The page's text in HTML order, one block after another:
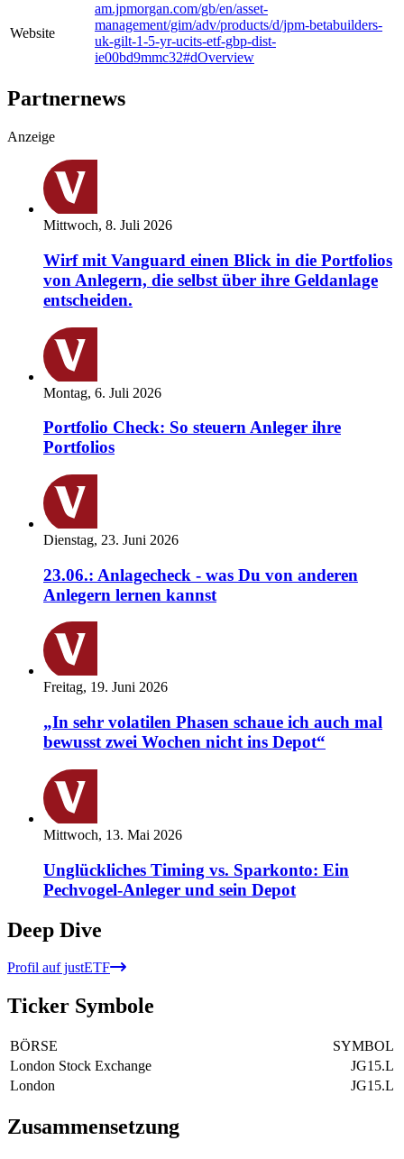
Website
am.jpmorgan.com/gb/en/asset-
management/gim/adv/products/d/jpm-betabuilders-
uk-gilt-1-5-yr-ucits-etf-gbp-dist-
ie00bd9mmc32#dOverview
Partnernews
Anzeige
Mittwoch, 8. Juli 2026
Wirf mit Vanguard einen Blick in die Portfolios
von Anlegern, die selbst über ihre Geldanlage
entscheiden.
Montag, 6. Juli 2026
Portfolio Check: So steuern Anleger ihre
Portfolios
Dienstag, 23. Juni 2026
23.06.: Anlagecheck - was Du von anderen
Anlegern lernen kannst
Freitag, 19. Juni 2026
„In sehr volatilen Phasen schaue ich auch mal
bewusst zwei Wochen nicht ins Depot“
Mittwoch, 13. Mai 2026
Unglückliches Timing vs. Sparkonto: Ein
Pechvogel-Anleger und sein Depot
Deep Dive
Profil auf justETF
Ticker Symbole
BÖRSE
SYMBOL
London Stock Exchange
JG15.L
London
JG15.L
Zusammensetzung